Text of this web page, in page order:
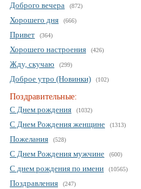
Доброго вечера (872)
Хорошего дня (666)
Привет (364)
Хорошего настроения (426)
Жду, скучаю (299)
Доброе утро (Новинки) (102)
Поздравительные:
С Днем рождения
(1032)
С Днем Рождения женщине (1313)
Пожелания (528)
С Днем Рождения мужчине (600)
С днем рождения по имени (10565)
Поздравления (247)